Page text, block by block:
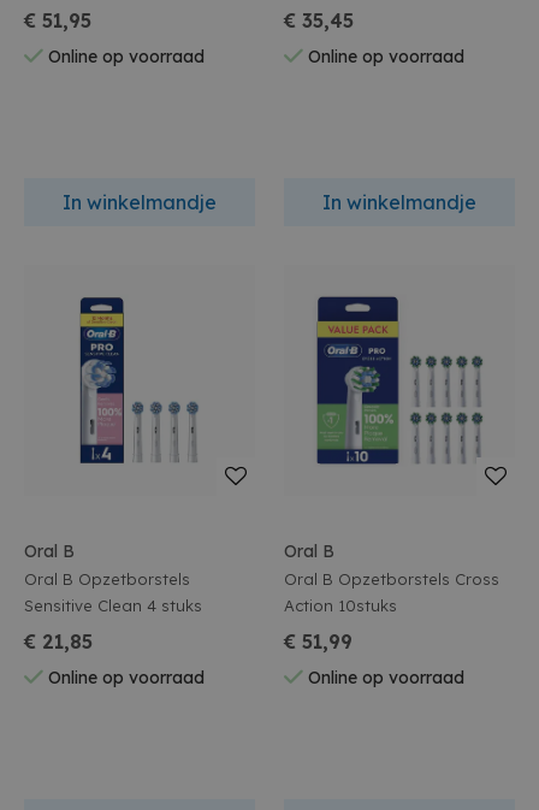
Zwart
€ 51,95
Online op voorraad
In winkelmandje
€ 35,45
Online op voorraad
In winkelmandje
Oral B
Oral B Opzetborstels
Sensitive Clean 4 stuks
€ 21,85
Online op voorraad
Oral B
Oral B Opzetborstels Cross
Action 10stuks
€ 51,99
Online op voorraad